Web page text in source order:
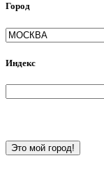
Город
Индекс
Это мой город!